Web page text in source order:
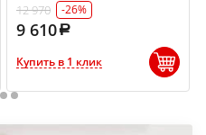
12 970
-26%
9 610
Купить в 1 клик
2 3